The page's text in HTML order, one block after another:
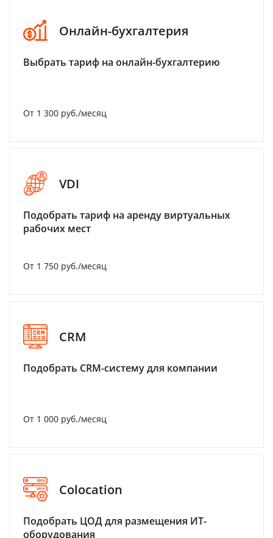
Онлайн-бухгалтерия
Выбрать тариф на онлайн-бухгалтерию
От 1 300 руб./месяц
VDI
Подобрать тариф на аренду виртуальных
рабочих мест
От 1 750 руб./месяц
CRM
Подобрать CRM-систему для компании
От 1 000 руб./месяц
Colocation
Подобрать ЦОД для размещения ИТ-
оборудования